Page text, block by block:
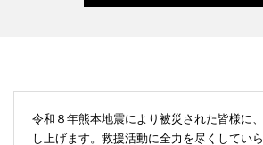
令和８年熊本地震により被災された皆様に
し上げます。救援活動に全力を尽くしてい